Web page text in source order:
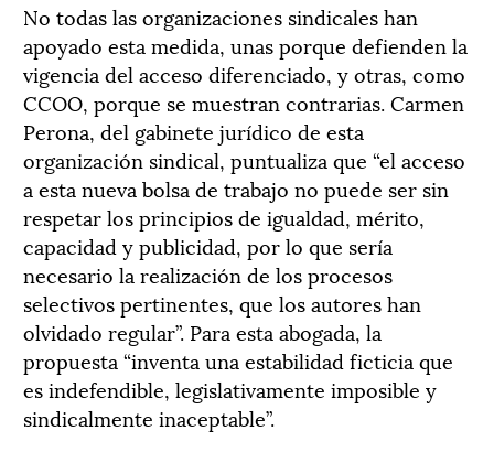
No todas las organizaciones sindicales han
apoyado esta medida, unas porque defienden la
vigencia del acceso diferenciado, y otras, como
CCOO, porque se muestran contrarias. Carmen
Perona, del gabinete jurídico de esta
organización sindical, puntualiza que “el acceso
a esta nueva bolsa de trabajo no puede ser sin
respetar los principios de igualdad, mérito,
capacidad y publicidad, por lo que sería
necesario la realización de los procesos
selectivos pertinentes, que los autores han
olvidado regular”. Para esta abogada, la
propuesta “inventa una estabilidad ficticia que
es indefendible, legislativamente imposible y
sindicalmente inaceptable”.